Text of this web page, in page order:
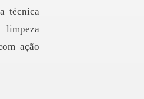
técnica
limpeza
ação